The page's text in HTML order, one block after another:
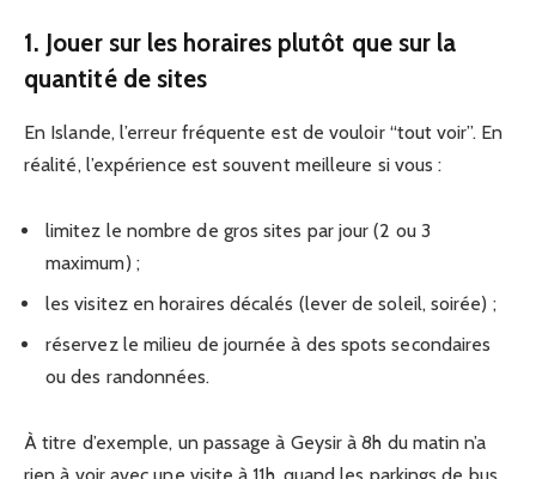
1. Jouer sur les horaires plutôt que sur la
quantité de sites
En Islande, l’erreur fréquente est de vouloir “tout voir”. En
réalité, l’expérience est souvent meilleure si vous :
limitez le nombre de gros sites par jour (2 ou 3
maximum) ;
les visitez en horaires décalés (lever de soleil, soirée) ;
réservez le milieu de journée à des spots secondaires
ou des randonnées.
À titre d’exemple, un passage à Geysir à 8h du matin n’a